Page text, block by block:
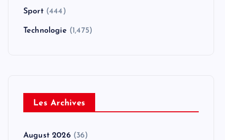
Sport(444)
Technologie (1,475)
Les Archives
August 2026(36)